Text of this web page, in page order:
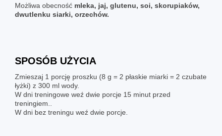
Możliwa obecność mleka, jaj, glutenu, soi, skorupiaków,
dwutlenku siarki, orzechów.
SPOSÓB UŻYCIA
Zmieszaj 1 porcję proszku (8 g = 2 płaskie miarki = 2 czubate
łyżki) z 300 ml wody.
W dni treningowe weź dwie porcje 15 minut przed
treningiem..
W dni bez treningu weź dwie porcje.